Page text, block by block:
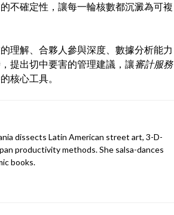
不確定性，讓每一輪核數都沉澱為可複
理解、合夥人參與深度、數據分析能力
提出切中要害的管理建議，讓審計服務
核心工具。
dissects Latin American street art, 3-D-
productivity methods. She salsa-dances
books.